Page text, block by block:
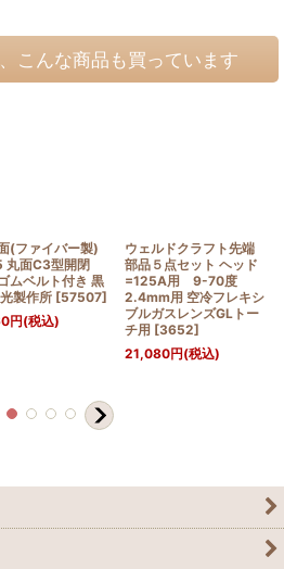
こんな商品も買っています
(ファイバー製)
丸面C3型開閉
ムベルト付き 黒
製作所 [57507]
円(税込)
ウェルドクラフト先端
部品５点セット ヘッド
=125A用 9-70度
2.4mm用 空冷フレキシ
ブルガスレンズGLトー
チ用 [3652]
21,080円(税込)